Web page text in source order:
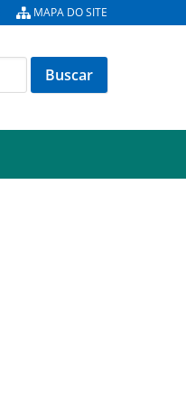
MAPA DO SITE